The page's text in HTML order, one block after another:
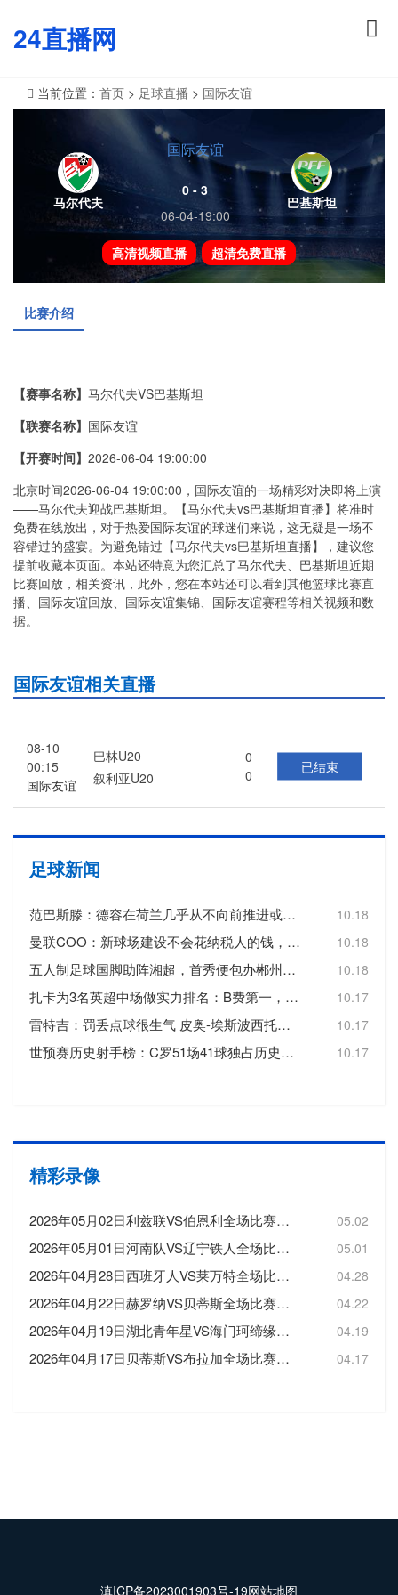
24直播网
当前位置： 首页 > 足球直播 > 国际友谊
马尔代夫
国际友谊
0 - 3
06-04-19:00
巴基斯坦
高清视频直播 超清免费直播
比赛介绍
【赛事名称】 马尔代夫VS巴基斯坦
【联赛名称】 国际友谊
【开赛时间】 2026-06-04 19:00:00
北京时间2026-06-04 19:00:00，国际友谊的一场精彩对决即将上演
——马尔代夫迎战巴基斯坦。【马尔代夫vs巴基斯坦直播】将准时
免费在线放出，对于热爱国际友谊的球迷们来说，这无疑是一场不
容错过的盛宴。为避免错过【马尔代夫vs巴基斯坦直播】，建议您
提前收藏本页面。本站还特意为您汇总了马尔代夫、巴基斯坦近期
比赛回放，相关资讯，此外，您在本站还可以看到其他篮球比赛直
播、国际友谊回放、国际友谊集锦、国际友谊赛程等相关视频和数
据。
国际友谊相关直播
08-10
00:15
国际友谊
巴林U20
0
0
叙利亚U20
已结束
足球新闻
范巴斯滕：德容在荷兰几乎从不向前推进或转移球，这令人失望 10.18
曼联COO：新球场建设不会花纳税人的钱，曼联自行承担20亿镑费用 10.18
五人制足球国脚助阵湘超，首秀便包办郴州队三个进球 10.18
扎卡为3名英超中场做实力排名：B费第一，维尔茨第二，帕尔默第三 10.17
雷特吉：罚丢点球很生气 皮奥-埃斯波西托踢得非常好 10.17
世预赛历史射手榜：C罗51场41球独占历史射手王，梅西72场36球第3 10.17
精彩录像
2026年05月02日利兹联VS伯恩利全场比赛录像回放 05.02
2026年05月01日河南队VS辽宁铁人全场比赛录像回放 05.01
2026年04月28日西班牙人VS莱万特全场比赛录像回放 04.28
2026年04月22日赫罗纳VS贝蒂斯全场比赛录像回放 04.22
2026年04月19日湖北青年星VS海门珂缔缘全场比赛录像回放 04.19
2026年04月17日贝蒂斯VS布拉加全场比赛录像回放 04.17
滇ICP备2023001903号-19网站地图